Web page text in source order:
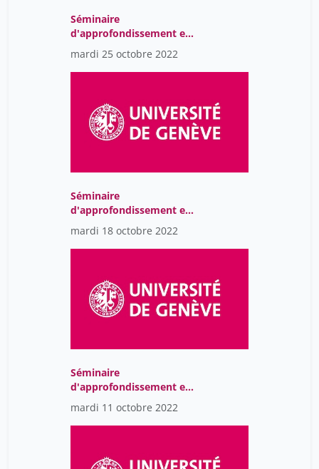
Séminaire
d'approfondissement en
Sociologie B - Migration
et inclusion dans la ville
ouverte: Essais
mardi 25 octobre 2022
Séminaire
d'approfondissement en
Sociologie B - Migration
et inclusion dans la ville
ouverte: Essais
mardi 18 octobre 2022
Séminaire
d'approfondissement en
Sociologie B - Migration
et inclusion dans la ville
ouverte: Essais
mardi 11 octobre 2022